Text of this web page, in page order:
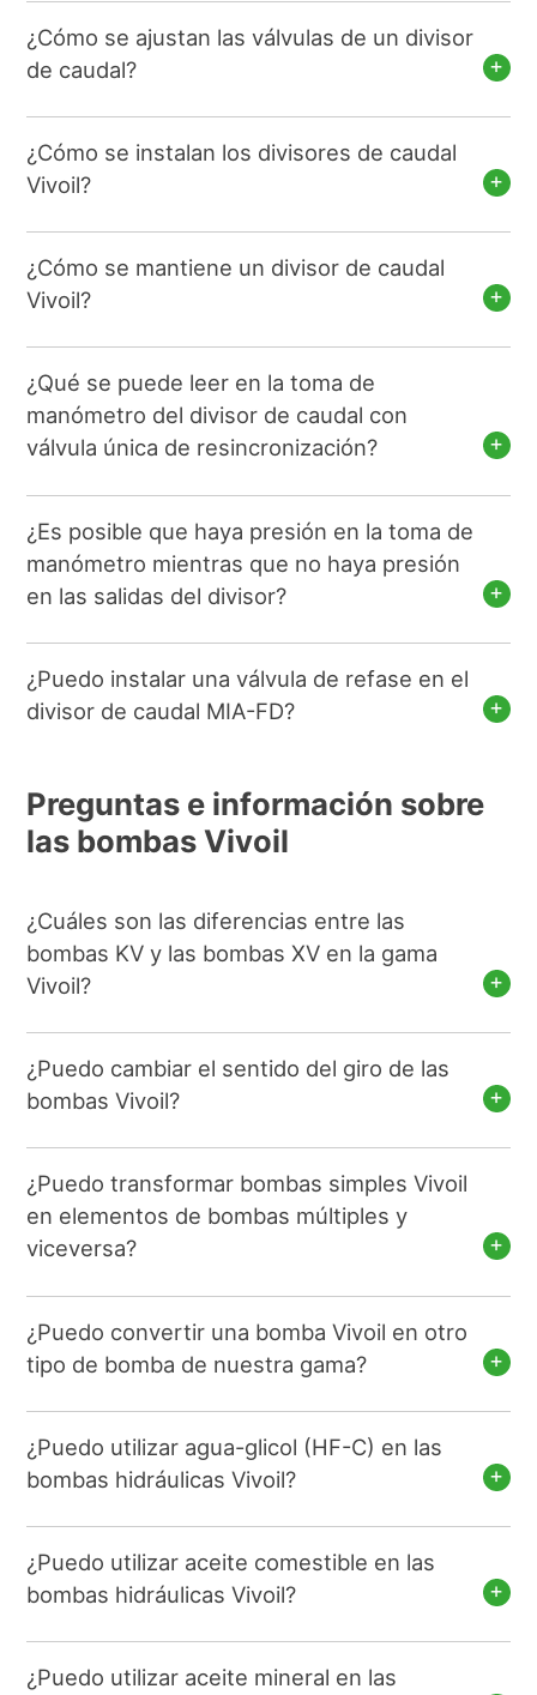
¿Cómo se ajustan las válvulas de un divisor
de caudal?
¿Cómo se instalan los divisores de caudal
Vivoil?
¿Cómo se mantiene un divisor de caudal
Vivoil?
¿Qué se puede leer en la toma de
manómetro del divisor de caudal con
válvula única de resincronización?
¿Es posible que haya presión en la toma de
manómetro mientras que no haya presión
en las salidas del divisor?
¿Puedo instalar una válvula de refase en el
divisor de caudal MIA-FD?
Preguntas e información sobre
las bombas Vivoil
¿Cuáles son las diferencias entre las
bombas KV y las bombas XV en la gama
Vivoil?
¿Puedo cambiar el sentido del giro de las
bombas Vivoil?
¿Puedo transformar bombas simples Vivoil
en elementos de bombas múltiples y
viceversa?
¿Puedo convertir una bomba Vivoil en otro
tipo de bomba de nuestra gama?
¿Puedo utilizar agua-glicol (HF-C) en las
bombas hidráulicas Vivoil?
¿Puedo utilizar aceite comestible en las
bombas hidráulicas Vivoil?
¿Puedo utilizar aceite mineral en las